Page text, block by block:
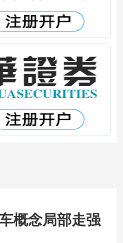
概念局部走强